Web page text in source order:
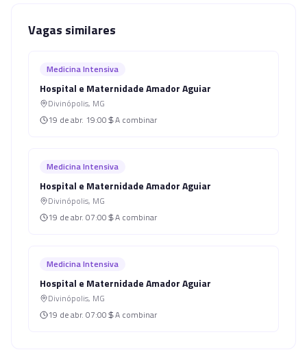
Vagas similares
Medicina Intensiva
Hospital e Maternidade Amador Aguiar
Divinópolis, MG
19 de abr. 19:00 A combinar
Medicina Intensiva
Hospital e Maternidade Amador Aguiar
Divinópolis, MG
19 de abr. 07:00 A combinar
Medicina Intensiva
Hospital e Maternidade Amador Aguiar
Divinópolis, MG
19 de abr. 07:00 A combinar